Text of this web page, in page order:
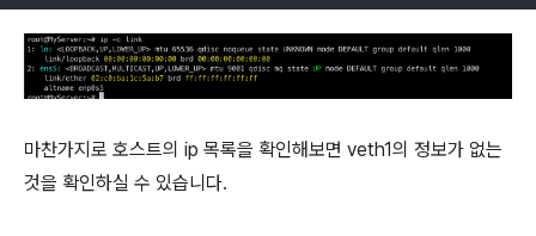
마찬가지로 호스트의 ip 목록을 확인해보면 veth1의 정보가 없는
것을 확인하실 수 있습니다.